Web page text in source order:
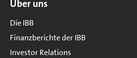
Über uns
Die IBB
Finanzberichte der IBB
Investor Relations